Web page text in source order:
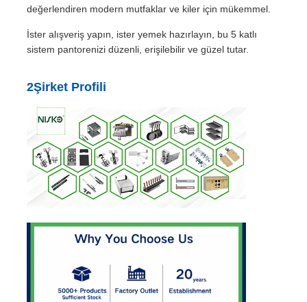
Çekmece Rayı Sürgüsü
Dolap organizasyonu
Dolap Asma Braketi
kabine ekipmanları
Mutfak Evyesi ve Bataryası
değerlendiren modern mutfaklar ve kiler için mükemmel.
İster alışveriş yapın, ister yemek hazırlayın, bu 5 katlı
sistem pantorenizi düzenli, erişilebilir ve güzel tutar.
2Şirket Profili